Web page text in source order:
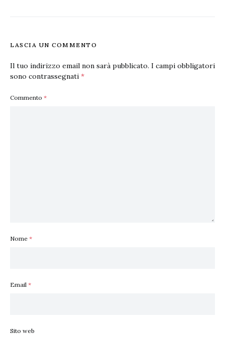
LASCIA UN COMMENTO
Il tuo indirizzo email non sarà pubblicato. I campi obbligatori
sono contrassegnati *
Commento *
Nome *
Email *
Sito web